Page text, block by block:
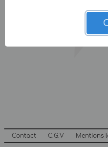
Contact C.G.V Mentions